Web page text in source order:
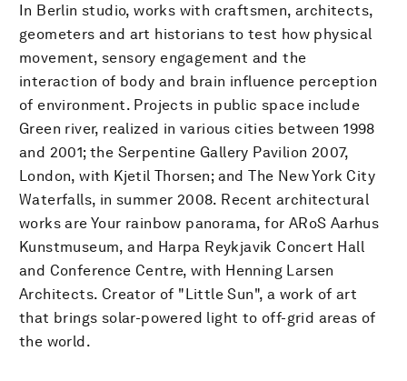
In Berlin studio, works with craftsmen, architects,
geometers and art historians to test how physical
movement, sensory engagement and the
interaction of body and brain influence perception
of environment. Projects in public space include
Green river, realized in various cities between 1998
and 2001; the Serpentine Gallery Pavilion 2007,
London, with Kjetil Thorsen; and The New York City
Waterfalls, in summer 2008. Recent architectural
works are Your rainbow panorama, for ARoS Aarhus
Kunstmuseum, and Harpa Reykjavik Concert Hall
and Conference Centre, with Henning Larsen
Architects. Creator of "Little Sun", a work of art
that brings solar-powered light to off-grid areas of
the world.